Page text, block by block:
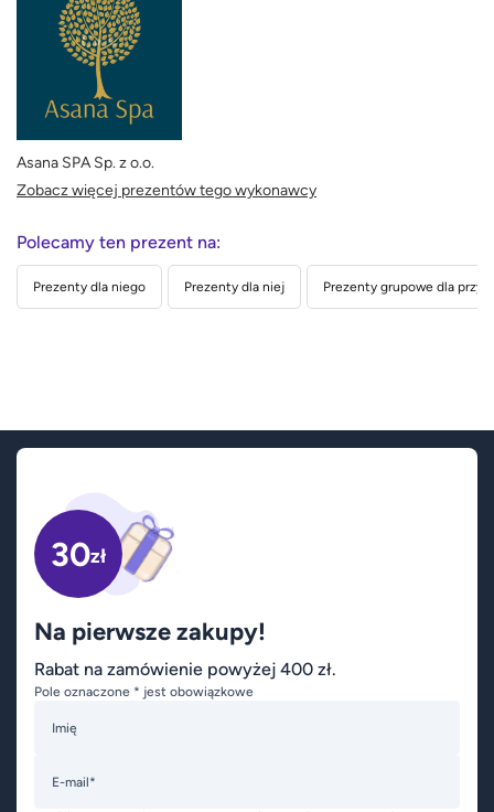
Asana SPA Sp. z o.o.
Zobacz więcej prezentów tego wykonawcy
Polecamy ten prezent na:
Prezenty dla niego Prezenty dla niej Prezenty grupowe dla
30zł
Na pierwsze zakupy!
Rabat na zamówienie powyżej 400 zł.
Pole oznaczone * jest obowiązkowe
Imię
E-mail*